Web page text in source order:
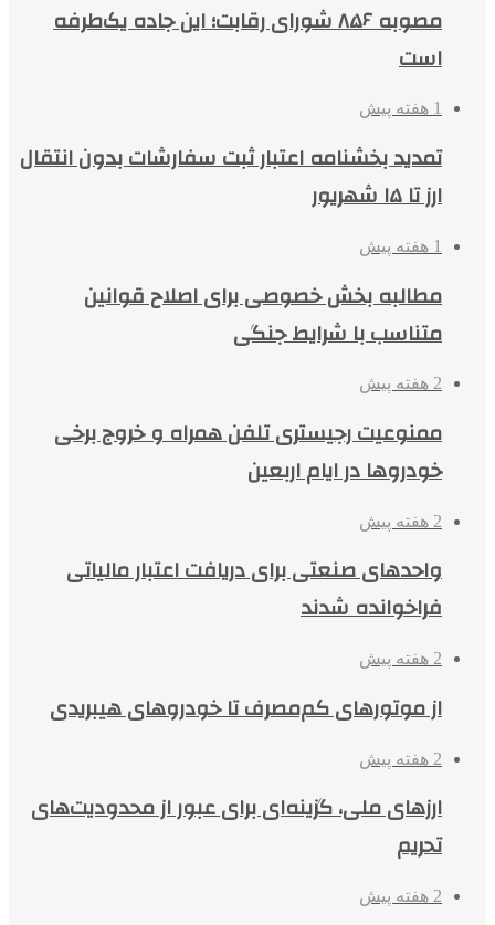
مصوبه ۸۵۶ شورای رقابت؛ این جاده یک‌طرفه
است
1 هفته پیش
تمدید بخشنامه اعتبار ثبت سفارشات بدون انتقال
ارز تا ۱۵ شهریور
1 هفته پیش
مطالبه بخش خصوصی برای اصلاح قوانین
متناسب با شرایط جنگی
2 هفته پیش
ممنوعیت رجیستری تلفن همراه و خروج برخی
خودروها در ایام اربعین
2 هفته پیش
واحدهای صنعتی برای دریافت اعتبار مالیاتی
فراخوانده شدند
2 هفته پیش
از موتورهای کم‌مصرف تا خودروهای هیبریدی
2 هفته پیش
ارزهای ملی، گزینه‌ای برای عبور از محدودیت‌های
تحریم
2 هفته پیش